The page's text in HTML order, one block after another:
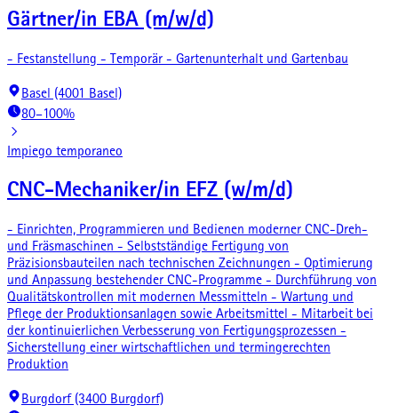
Gärtner/in EBA (m/w/d)
- Festanstellung - Temporär - Gartenunterhalt und Gartenbau
Basel (4001 Basel)
80–100%
Impiego temporaneo
CNC-Mechaniker/in EFZ (w/m/d)
- Einrichten, Programmieren und Bedienen moderner CNC-Dreh-
und Fräsmaschinen - Selbstständige Fertigung von
Präzisionsbauteilen nach technischen Zeichnungen - Optimierung
und Anpassung bestehender CNC-Programme - Durchführung von
Qualitätskontrollen mit modernen Messmitteln - Wartung und
Pflege der Produktionsanlagen sowie Arbeitsmittel - Mitarbeit bei
der kontinuierlichen Verbesserung von Fertigungsprozessen -
Sicherstellung einer wirtschaftlichen und termingerechten
Produktion
Burgdorf (3400 Burgdorf)